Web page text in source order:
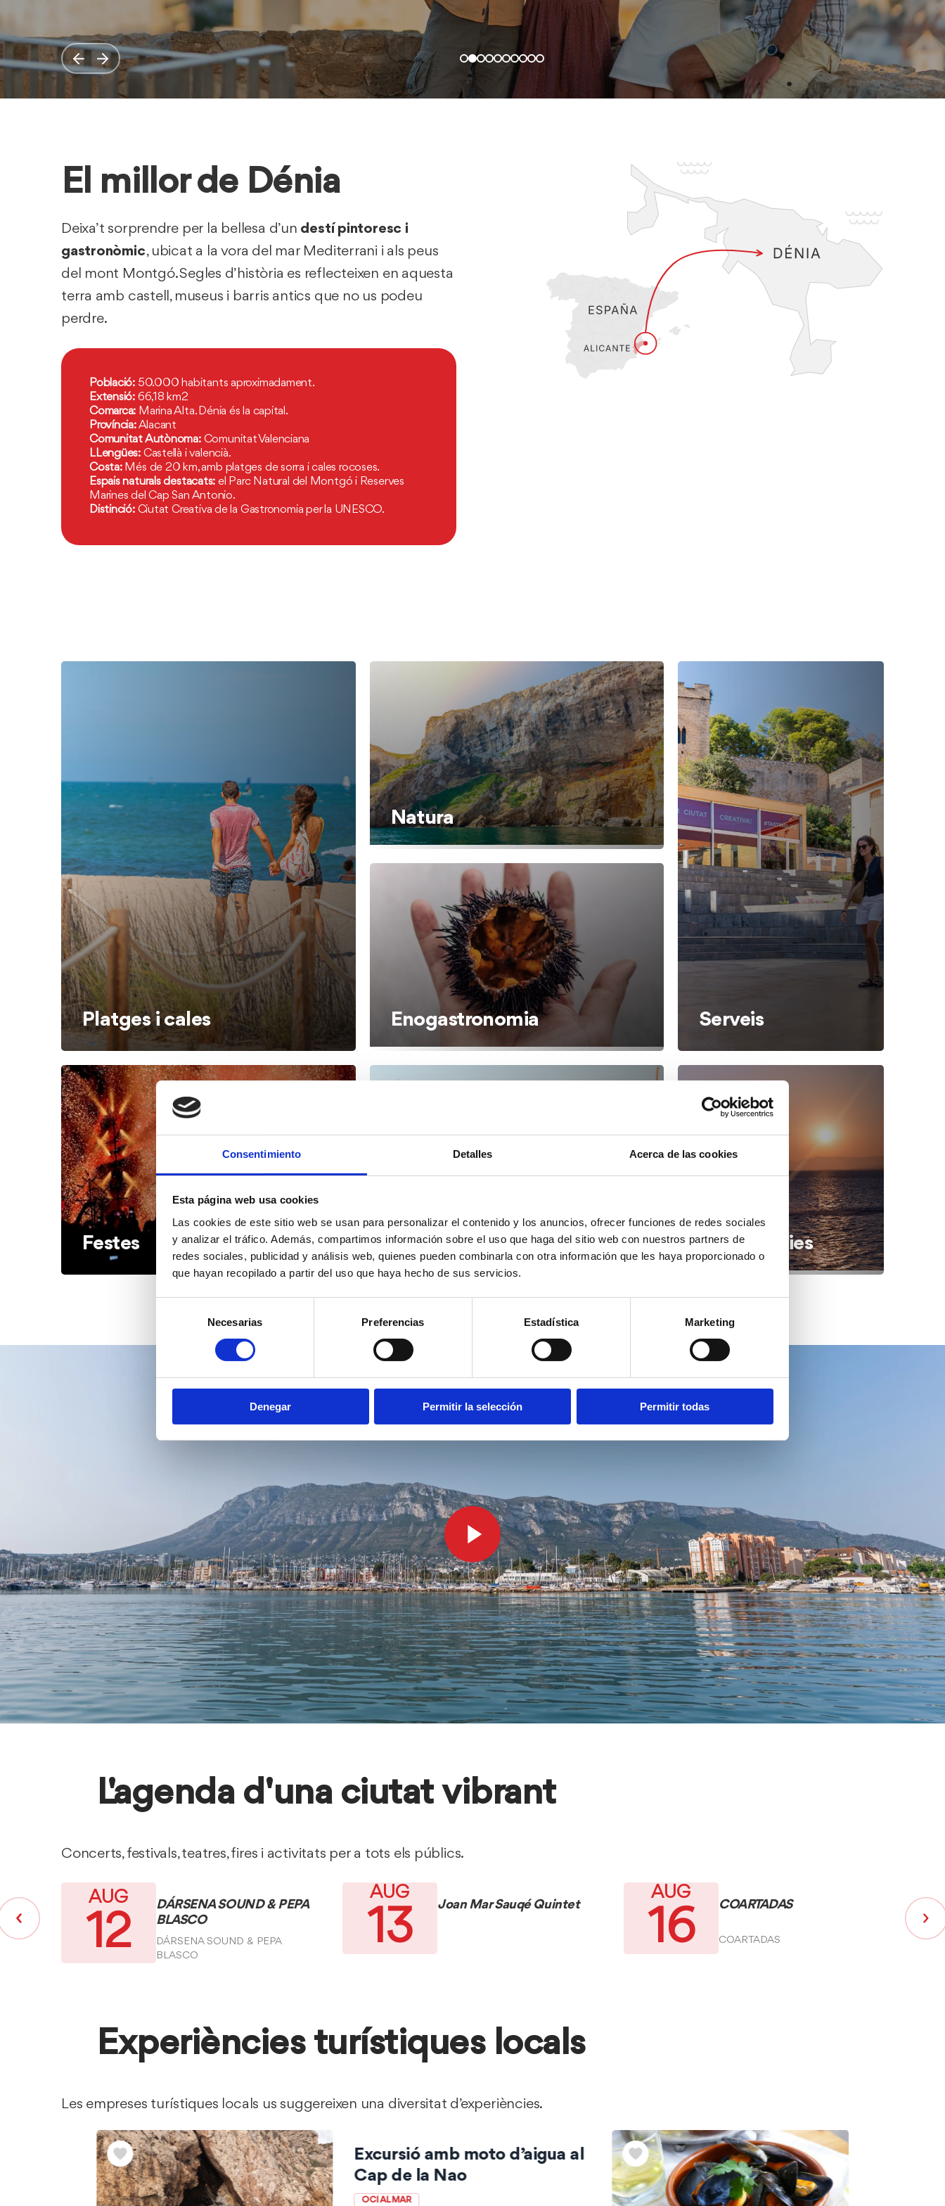
Consentimiento Detalles Acerca de las cookies
Esta página web usa cookies
Las cookies de este sitio web se usan para personalizar el contenido y los anuncios, ofrecer funciones de redes sociales
y analizar el tráfico. Además, compartimos información sobre el uso que haga del sitio web con nuestros partners de
redes sociales, publicidad y análisis web, quienes pueden combinarla con otra información que les haya proporcionado o
que hayan recopilado a partir del uso que haya hecho de sus servicios.
consentimiento
Necesarias Preferencias Estadística Marketing
Denegar Permitir la selección Permitir todas
El millor de Dénia
Deixa’t sorprendre per la bellesa d’un destí pintoresc i
gastronòmic, ubicat a la vora del mar Mediterrani i als peus
del mont Montgó. Segles d’història es reflecteixen en aquesta
terra amb castell, museus i barris antics que no us podeu
perdre.
Població: 50.000 habitants aproximadament.
Extensió: 66,18 km2
Comarca: Marina Alta. Dénia és la capital.
Província:Alacant
Comunitat Autònoma:Comunitat Valenciana
LLengües: Castellà i valencià.
Costa:Més de 20 km, amb platges de sorra i cales rocoses.
Espais naturals destacats: el Parc Natural del Montgó i Reserves
Marines del Cap San Antonio.
Distinció:Ciutat Creativa de la Gastronomia per la UNESCO.
Platges i cales
Natura
Enogastronomia Serveis
Festes Patrimoni cultural Experiències
L'agenda d'una ciutat vibrant
Concerts, festivals, teatres, fires i activitats per a tots els públics.
AUG
12
DÁRSENA SOUND & PEPA
BLASCO
DÁRSENA SOUND & PEPA
BLASCO
AUG
13 Joan Mar Sauqé Quintet
XII
AUG
16 COARTADAS
COARTADAS
Experiències turístiques locals
Les empreses turístiques locals us suggereixen una diversitat d’experiències.
Excursió amb moto d’aigua al
Cap de la Nao
OCI AL MAR